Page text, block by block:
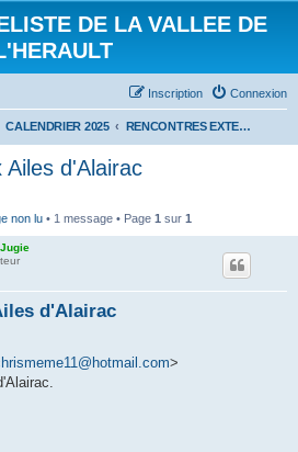
DE LA VALLEE DE
Connexion
Inscription
CALENDRIER 2025 RENCONTRES EXTERIEURES 2025
d'Alairac
non lu • 1 message • Page 1 sur 1
d'Alairac
>